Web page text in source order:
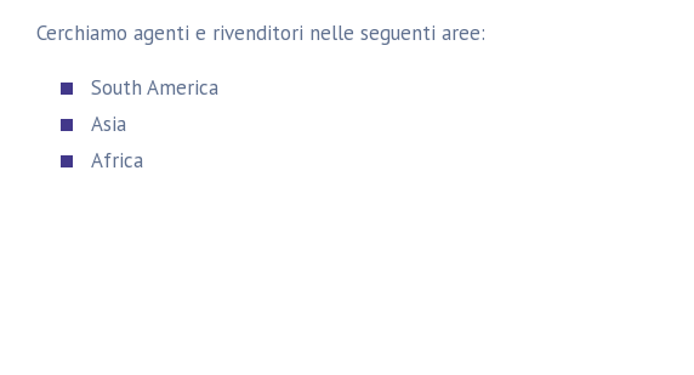
Cerchiamo agenti e rivenditori nelle seguenti aree:
South America
Asia
Africa